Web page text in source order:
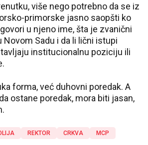
više nego potrebno da se iz
primorske jasno saopšti ko
u njeno ime, šta je zvanični
Sadu i da li lični istupi
institucionalnu poziciju ili
forma, već duhovni poredak. A
ostane poredak, mora biti jasan,
REKTOR CRKVA
MCP